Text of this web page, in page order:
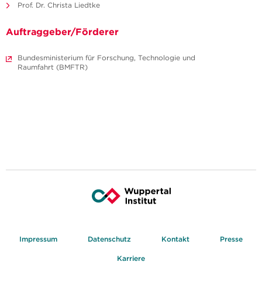
Prof. Dr. Christa Liedtke
Auftraggeber/Förderer
Bundesministerium für Forschung, Technologie und
Raumfahrt (BMFTR)
Impressum Datenschutz Kontakt Presse
Karriere